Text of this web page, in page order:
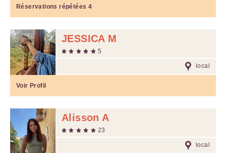
Réservations répétées 4
JESSICA M
5
local
Voir Profil
Alisson A
23
local